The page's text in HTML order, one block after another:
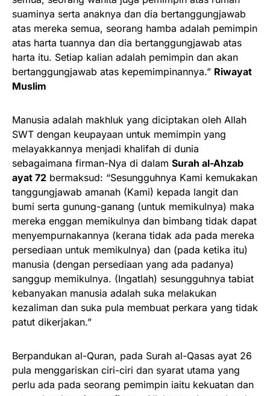
suaminya serta anaknya dan dia bertanggungjawab
atas mereka semua, seorang hamba adalah pemimpin
atas harta tuannya dan dia bertanggungjawab atas
harta itu. Setiap kalian adalah pemimpin dan akan
bertanggungjawab atas kepemimpinannya.” Riwayat
Muslim
Manusia adalah makhluk yang diciptakan oleh Allah
SWT dengan keupayaan untuk memimpin yang
melayakkannya menjadi khalifah di dunia
sebagaimana firman-Nya di dalam Surah al-Ahzab
ayat 72 bermaksud: “Sesungguhnya Kami kemukakan
tanggungjawab amanah (Kami) kepada langit dan
bumi serta gunung-ganang (untuk memikulnya) maka
mereka enggan memikulnya dan bimbang tidak dapat
menyempurnakannya (kerana tidak ada pada mereka
persediaan untuk memikulnya) dan (pada ketika itu)
manusia (dengan persediaan yang ada padanya)
sanggup memikulnya. (Ingatlah) sesungguhnya tabiat
kebanyakan manusia adalah suka melakukan
kezaliman dan suka pula membuat perkara yang tidak
patut dikerjakan.”
Berpandukan al-Quran, pada Surah al-Qasas ayat 26
pula menggariskan ciri-ciri dan syarat utama yang
perlu ada pada seorang pemimpin iaitu kekuatan dan